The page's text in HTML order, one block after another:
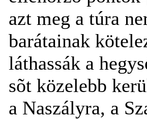
azt meg a túra
barátainak
láthassák a
sõt közelebb
a Naszályra, a